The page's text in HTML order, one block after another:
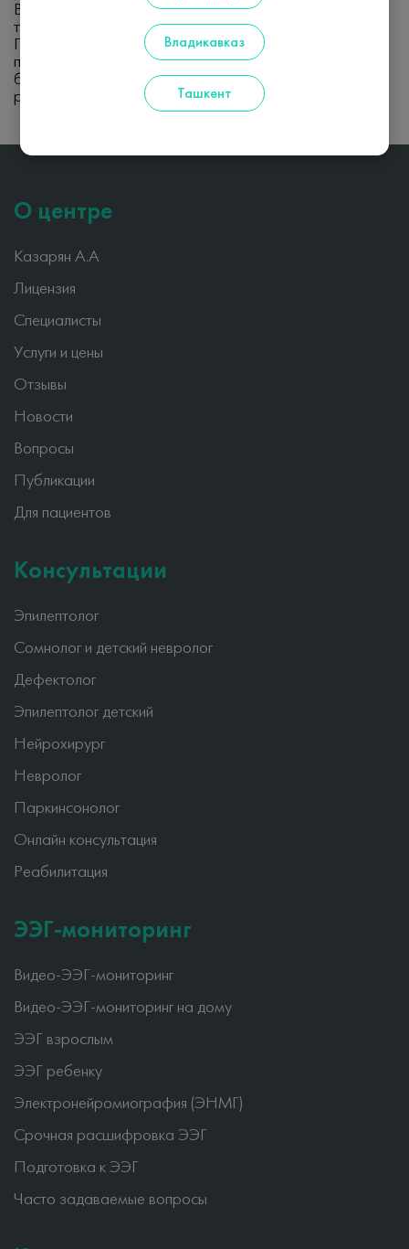
В заключении стоит отметить, что депрессия является
тяжелым, однако излечимым заболеванием.
Применение современного фармакологического и
психотерапевтического лечения позволяет помочь
большинству пациентов и достичь наилучших
результатов.
О центре
Казарян А.А
Лицензия
Специалисты
Услуги и цены
Отзывы
Новости
Вопросы
Публикации
Для пациентов
Консультации
Эпилептолог
Сомнолог и детский невролог
Дефектолог
Эпилептолог детский
Нейрохирург
Невролог
Паркинсонолог
Онлайн консультация
Реабилитация
ЭЭГ-мониторинг
Видео-ЭЭГ-мониторинг
Видео-ЭЭГ-мониторинг на дому
ЭЭГ взрослым
ЭЭГ ребенку
Электронейромиография (ЭНМГ)
Срочная расшифровка ЭЭГ
Подготовка к ЭЭГ
Часто задаваемые вопросы
Владикавказ
Ташкент